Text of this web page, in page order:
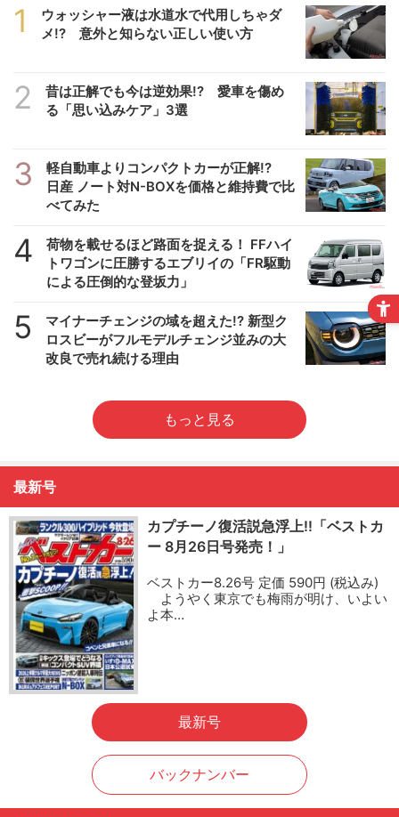
1
ウォッシャー液は水道水で代用しちゃダ
メ!? 意外と知らない正しい使い方
2
昔は正解でも今は逆効果!? 愛車を傷め
る「思い込みケア」3選
3
軽自動車よりコンパクトカーが正解!?
日産 ノート対N-BOXを価格と維持費で比
べてみた
4
荷物を載せるほど路面を捉える！ FFハイ
トワゴンに圧勝するエブリイの「FR駆動
による圧倒的な登坂力」
5
マイナーチェンジの域を超えた!? 新型ク
ロスビーがフルモデルチェンジ並みの大
改良で売れ続ける理由
もっと見る
最新号
カプチーノ復活説急浮上!!「ベストカ
ー 8月26日号発売！」
ベストカー8.26号 定価 590円 (税込み)
ようやく東京でも梅雨が明け、いよい
よ本…
最新号
バックナンバー